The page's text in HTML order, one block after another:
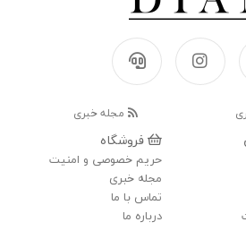
مجله خبری
فروشگاه
حریم خصوصی و امنیت
مجله خبری
تماس با ما
درباره ما